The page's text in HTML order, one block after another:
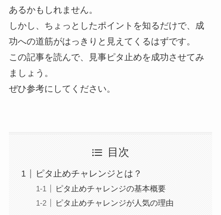
あるかもしれません。
しかし、ちょっとしたポイントを知るだけで、成
功への道筋がはっきりと見えてくるはずです。
この記事を読んで、見事ピタ止めを成功させてみ
ましょう。
ぜひ参考にしてください。
目次
ピタ止めチャレンジとは？
ピタ止めチャレンジの基本概要
ピタ止めチャレンジが人気の理由